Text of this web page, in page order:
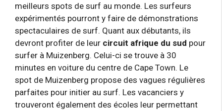
meilleurs spots de surf au monde. Les surfeurs
expérimentés pourront y faire de démonstrations
spectaculaires de surf. Quant aux débutants, ils
devront profiter de leur circuit afrique du sud pour
surfer à Muizenberg. Celui-ci se trouve à 30
minutes en voiture du centre de Cape Town. Le
spot de Muizenberg propose des vagues régulières
parfaites pour initier au surf. Les vacanciers y
trouveront également des écoles leur permettant